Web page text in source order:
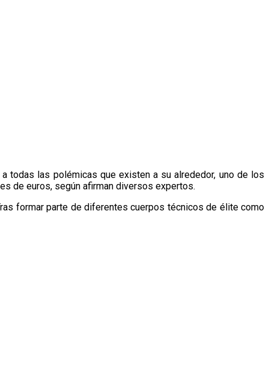
todas las polémicas que existen a su alrededor, uno de los
de euros, según afirman diversos expertos.
formar parte de diferentes cuerpos técnicos de élite como